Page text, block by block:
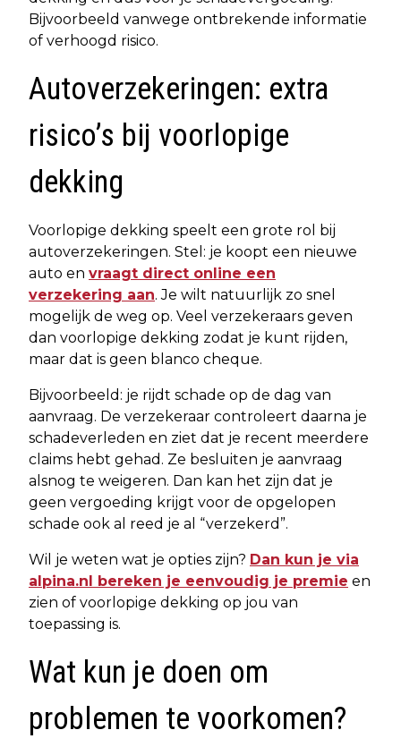
Bijvoorbeeld vanwege ontbrekende informatie
of verhoogd risico.
Autoverzekeringen: extra
risico’s bij voorlopige
dekking
Voorlopige dekking speelt een grote rol bij
autoverzekeringen. Stel: je koopt een nieuwe
auto en vraagt direct online een
verzekering aan. Je wilt natuurlijk zo snel
mogelijk de weg op. Veel verzekeraars geven
dan voorlopige dekking zodat je kunt rijden,
maar dat is geen blanco cheque.
Bijvoorbeeld: je rijdt schade op de dag van
aanvraag. De verzekeraar controleert daarna je
schadeverleden en ziet dat je recent meerdere
claims hebt gehad. Ze besluiten je aanvraag
alsnog te weigeren. Dan kan het zijn dat je
geen vergoeding krijgt voor de opgelopen
schade ook al reed je al “verzekerd”.
Wil je weten wat je opties zijn? Dan kun je via
alpina.nl bereken je eenvoudig je premie en
zien of voorlopige dekking op jou van
toepassing is.
Wat kun je doen om
problemen te voorkomen?